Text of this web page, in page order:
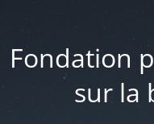
Fondation
sur la